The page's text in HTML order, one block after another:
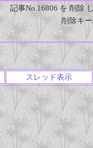
記事No.16806 を 削除
削除キ
スレッド表示